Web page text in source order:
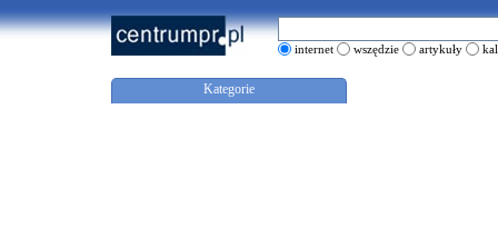
internet wszędzie artykuły
Kategorie